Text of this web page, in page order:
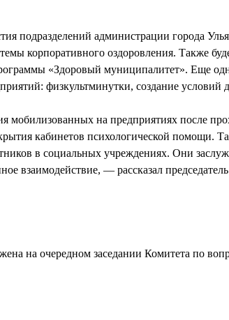
подразделений администрации города
корпоративного оздоровления. Также
«Здоровый муниципалитет». Еще
физкультминутки, создание условий
мобилизованных на предприятиях после
кабинетов психологической помощи.
в социальных учреждениях. Они
взаимодействие, — рассказал
на очередном заседании Комитета по